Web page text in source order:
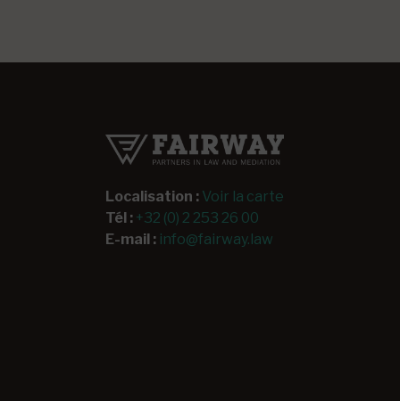
Localisation : Voir la carte
Tél : +32 (0) 2 253 26 00
E-mail : info@fairway.law